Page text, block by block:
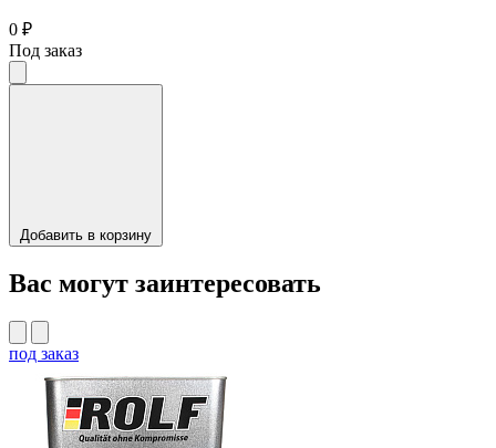
0 ₽
Под заказ
Добавить в корзину
Вас могут заинтересовать
под заказ